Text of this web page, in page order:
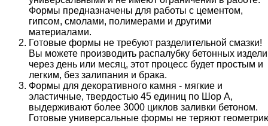
Формы предназначены для работы с цементом,
гипсом, смолами, полимерами и другими
материалами.
Готовые формы не требуют разделительной смазки!
Вы можете производить распалубку бетонных
через день или месяц, этот процесс будет простым и
легким, без залипания и брака.
Формы для декоративного камня - мягкие и
эластичные, твердостью 45 единиц по Шор А,
выдерживают более 3000 циклов заливки бетоном.
Готовые универсальные формы не теряют